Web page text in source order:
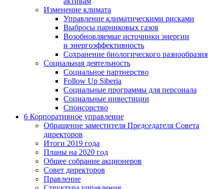
Изменение климата
Управление климатическими рисками
Выбросы парниковых газов
Возобновляемые источники энергии
и энергоэффективность
Сохранение биологического разнообразия
Социальная деятельность
Социальное партнерство
Follow Up Siberia
Социальные программы для персонала
Социальные инвестиции
Спонсорство
6 Корпоративное управление
Обращение заместителя Председателя Совета
директоров
Итоги 2019 года
Планы на 2020 год
Общее собрание акционеров
Совет директоров
Правление